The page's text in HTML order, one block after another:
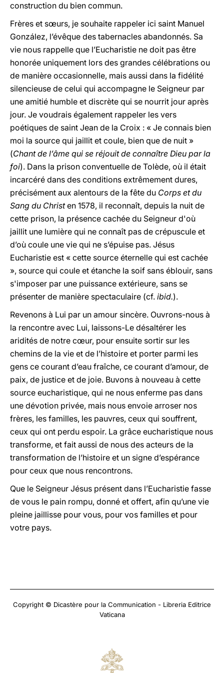
construction du bien commun.
Frères et sœurs, je souhaite rappeler ici saint Manuel
González, l’évêque des tabernacles abandonnés. Sa
vie nous rappelle que l’Eucharistie ne doit pas être
honorée uniquement lors des grandes célébrations ou
de manière occasionnelle, mais aussi dans la fidélité
silencieuse de celui qui accompagne le Seigneur par
une amitié humble et discrète qui se nourrit jour après
jour. Je voudrais également rappeler les vers
poétiques de saint Jean de la Croix : « Je connais bien
moi la source qui jaillit et coule, bien que de nuit »
(Chant de l’âme qui se réjouit de connaître Dieu par la
foi). Dans la prison conventuelle de Tolède, où il était
incarcéré dans des conditions extrêmement dures,
précisément aux alentours de la fête du Corps et du
Sang du Christen 1578, il reconnaît, depuis la nuit de
cette prison, la présence cachée du Seigneur d'où
jaillit une lumière qui ne connaît pas de crépuscule et
d’où coule une vie qui ne s’épuise pas. Jésus
Eucharistie est « cette source éternelle qui est cachée
», source qui coule et étanche la soif sans éblouir, sans
s'imposer par une puissance extérieure, sans se
présenter de manière spectaculaire (cf. ibid.).
Revenons à Lui par un amour sincère. Ouvrons-nous à
la rencontre avec Lui, laissons-Le désaltérer les
aridités de notre cœur, pour ensuite sortir sur les
chemins de la vie et de l’histoire et porter parmi les
gens ce courant d’eau fraîche, ce courant d’amour, de
paix, de justice et de joie. Buvons à nouveau à cette
source eucharistique, qui ne nous enferme pas dans
une dévotion privée, mais nous envoie arroser nos
frères, les familles, les pauvres, ceux qui souffrent,
ceux qui ont perdu espoir. La grâce eucharistique nous
transforme, et fait aussi de nous des acteurs de la
transformation de l’histoire et un signe d’espérance
pour ceux que nous rencontrons.
Que le Seigneur Jésus présent dans l’Eucharistie fasse
de vous le pain rompu, donné et offert, afin qu’une vie
pleine jaillisse pour vous, pour vos familles et pour
votre pays.
Copyright © Dicastère pour la Communication - Libreria Editrice
Vaticana